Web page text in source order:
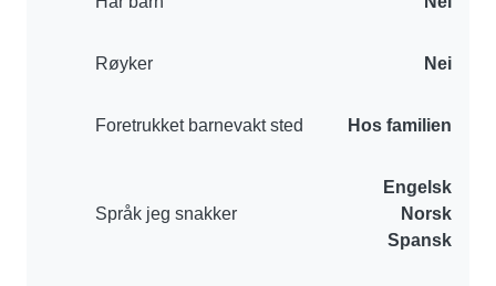
Røyker Nei
Foretrukket barnevakt sted Hos familien
Språk jeg snakker
Engelsk
Norsk
Spansk